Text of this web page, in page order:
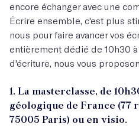
encore échanger avec une
Écrire ensemble, c'est plus
nous pour faire avancer vos
entièrement dédié de 10h30
d'écriture, nous vous
1. La masterclasse, de
géologique de France (77
75005 Paris) ou en visio.